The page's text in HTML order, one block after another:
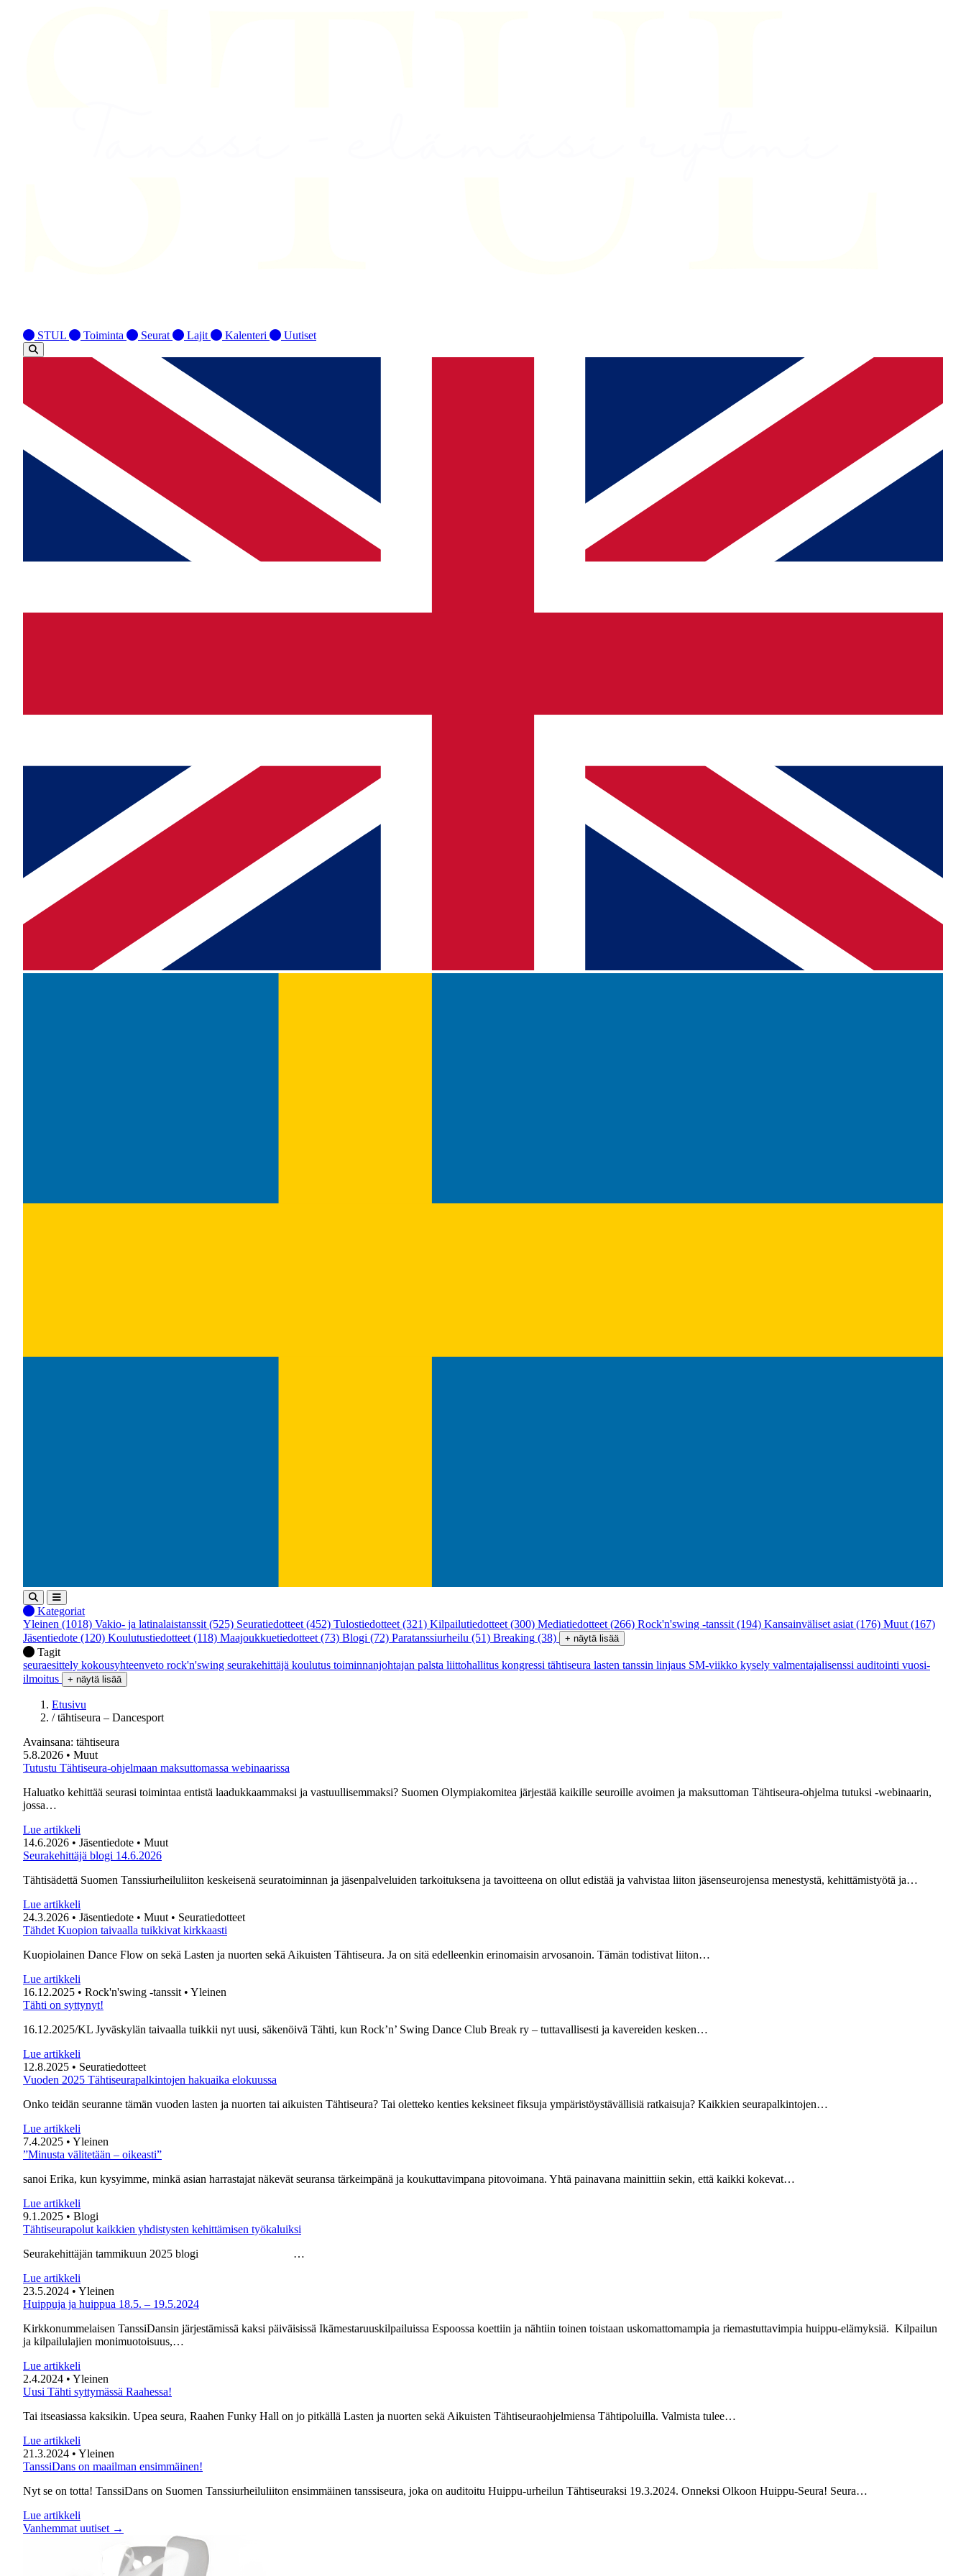
STUL Toiminta Seurat Lajit Kalenteri Uutiset
Kategoriat
Yleinen (1018) Vakio- ja latinalaistanssit (525) Seuratiedotteet (452) Tulostiedotteet (321) Kilpailutiedotteet (300) Mediatiedotteet (266) Rock'n'swing -tanssit (194) Kansainväliset asiat (176) Muut (167)
Jäsentiedote (120) Koulutustiedotteet (118) Maajoukkuetiedotteet (73) Blogi (72) Paratanssiurheilu (51) Breaking (38) + näytä lisää
Tagit
seuraesittely kokousyhteenveto rock'n'swing seurakehittäjä koulutus toiminnanjohtajan palsta liittohallitus kongressi tähtiseura lasten tanssin linjaus SM-viikko kysely valmentajalisenssi auditointi vuosi-
ilmoitus
+ näytä lisää
Etusivu
/ tähtiseura – Dancesport
Avainsana: tähtiseura
5.8.2026 • Muut
Tutustu Tähtiseura-ohjelmaan maksuttomassa webinaarissa
Haluatko kehittää seurasi toimintaa entistä laadukkaammaksi ja vastuullisemmaksi? Suomen Olympiakomitea järjestää kaikille seuroille avoimen ja maksuttoman Tähtiseura-ohjelma tutuksi -webinaarin,
jossa…
Lue artikkeli
14.6.2026 • Jäsentiedote • Muut
Seurakehittäjä blogi 14.6.2026
Tähtisädettä Suomen Tanssiurheiluliiton keskeisenä seuratoiminnan ja jäsenpalveluiden tarkoituksena ja tavoitteena on ollut edistää ja vahvistaa liiton jäsenseurojensa menestystä, kehittämistyötä ja…
Lue artikkeli
24.3.2026 • Jäsentiedote • Muut • Seuratiedotteet
Tähdet Kuopion taivaalla tuikkivat kirkkaasti
Kuopiolainen Dance Flow on sekä Lasten ja nuorten sekä Aikuisten Tähtiseura. Ja on sitä edelleenkin erinomaisin arvosanoin. Tämän todistivat liiton…
Lue artikkeli
16.12.2025 • Rock'n'swing -tanssit • Yleinen
Tähti on syttynyt!
16.12.2025/KL Jyväskylän taivaalla tuikkii nyt uusi, säkenöivä Tähti, kun Rock’n’ Swing Dance Club Break ry – tuttavallisesti ja kavereiden kesken…
Lue artikkeli
12.8.2025 • Seuratiedotteet
Vuoden 2025 Tähtiseurapalkintojen hakuaika elokuussa
Onko teidän seuranne tämän vuoden lasten ja nuorten tai aikuisten Tähtiseura? Tai oletteko kenties keksineet fiksuja ympäristöystävällisiä ratkaisuja? Kaikkien seurapalkintojen…
Lue artikkeli
7.4.2025 • Yleinen
”Minusta välitetään – oikeasti”
sanoi Erika, kun kysyimme, minkä asian harrastajat näkevät seuransa tärkeimpänä ja koukuttavimpana pitovoimana. Yhtä painavana mainittiin sekin, että kaikki kokevat…
Lue artikkeli
9.1.2025 • Blogi
Tähtiseurapolut kaikkien yhdistysten kehittämisen työkaluiksi
Seurakehittäjän tammikuun 2025 blogi …
Lue artikkeli
23.5.2024 • Yleinen
Huippuja ja huippua 18.5. – 19.5.2024
Kirkkonummelaisen TanssiDansin järjestämissä kaksi päiväisissä Ikämestaruuskilpailuissa Espoossa koettiin ja nähtiin toinen toistaan uskomattomampia ja riemastuttavimpia huippu-elämyksiä. Kilpailun
ja kilpailulajien monimuotoisuus,…
Lue artikkeli
2.4.2024 • Yleinen
Uusi Tähti syttymässä Raahessa!
Tai itseasiassa kaksikin. Upea seura, Raahen Funky Hall on jo pitkällä Lasten ja nuorten sekä Aikuisten Tähtiseuraohjelmiensa Tähtipoluilla. Valmista tulee…
Lue artikkeli
21.3.2024 • Yleinen
TanssiDans on maailman ensimmäinen!
Nyt se on totta! TanssiDans on Suomen Tanssiurheiluliiton ensimmäinen tanssiseura, joka on auditoitu Huippu-urheilun Tähtiseuraksi 19.3.2024. Onneksi Olkoon Huippu-Seura! Seura…
Lue artikkeli
Vanhemmat uutiset →